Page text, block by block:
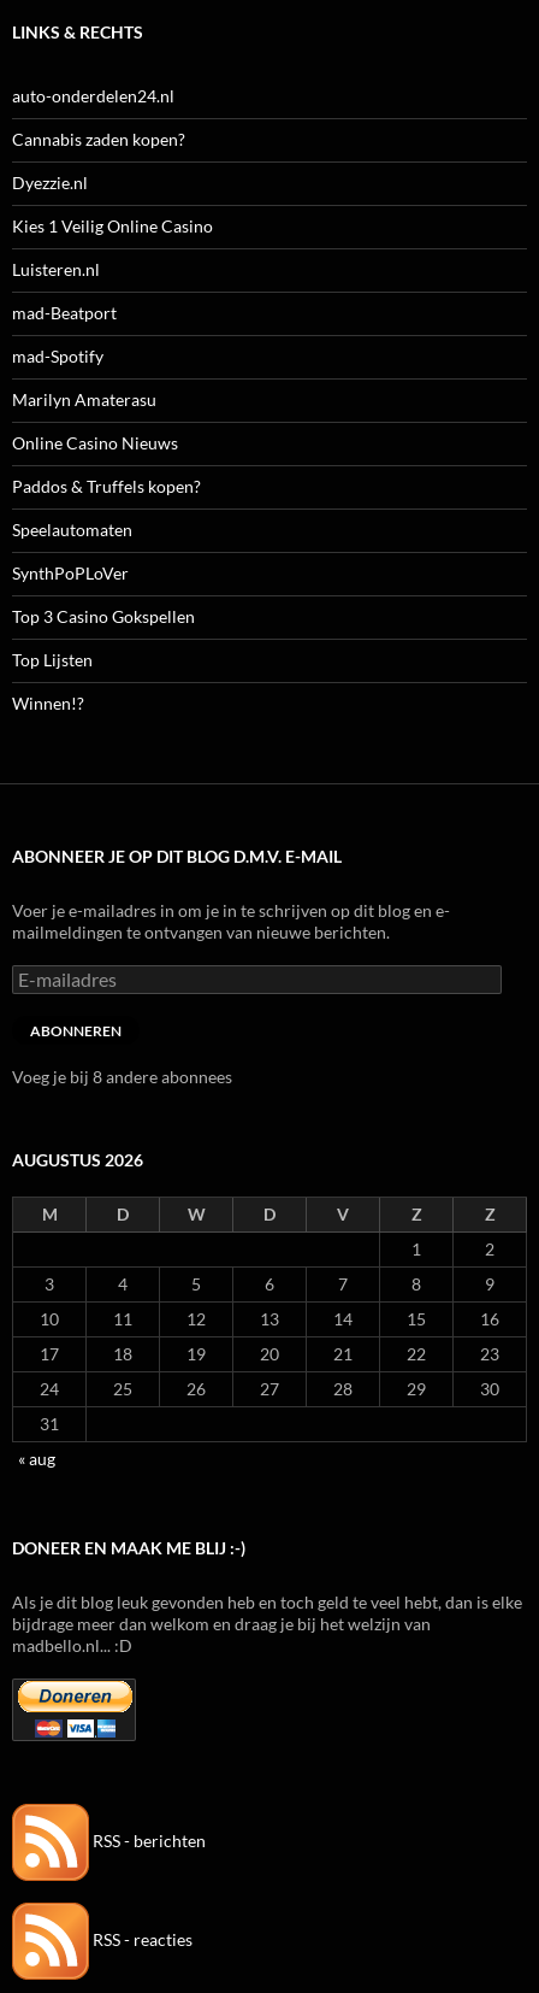
LINKS & RECHTS
auto-onderdelen24.nl
Cannabis zaden kopen?
Dyezzie.nl
Kies 1 Veilig Online Casino
Luisteren.nl
mad-Beatport
mad-Spotify
Marilyn Amaterasu
Online Casino Nieuws
Paddos & Truffels kopen?
Speelautomaten
SynthPoPLoVer
Top 3 Casino Gokspellen
Top Lijsten
Winnen!?
ABONNEER JE OP DIT BLOG D.M.V. E-MAIL
Voer je e-mailadres in om je in te schrijven op dit blog en e-
mailmeldingen te ontvangen van nieuwe berichten.
E-
mailadres
ABONNEREN
Voeg je bij 8 andere abonnees
AUGUSTUS 2026
M D W D V Z
Z
1
2
3
4 5 6 7 8
9
10
11 12 13 14 15
16
17
18 19 20 21 22
23
24
25 26 27 28 29
30
31
« aug
DONEER EN MAAK ME BLIJ :-)
Als je dit blog leuk gevonden heb en toch geld te veel hebt, dan is elke
bijdrage meer dan welkom en draag je bij het welzijn van
madbello.nl... :D
RSS - berichten
RSS - reacties